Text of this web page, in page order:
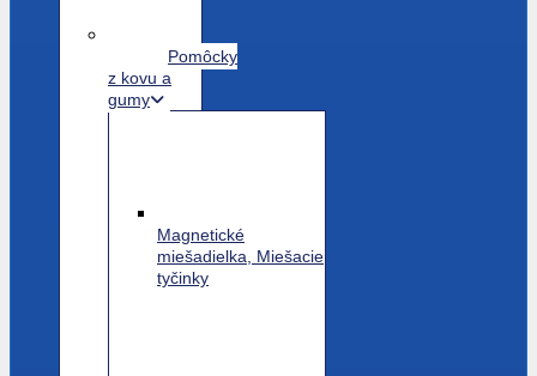
Pomôcky
z kovu a
gumy
Magnetické
miešadielka, Miešacie
tyčinky